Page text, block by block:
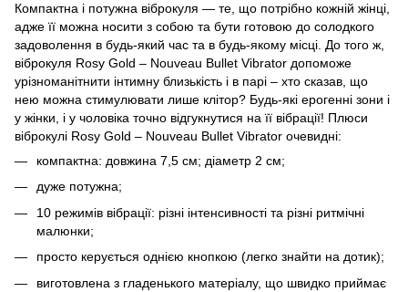
Компактна і потужна віброкуля — те, що потрібно кожній жінці,
адже її можна носити з собою та бути готовою до солодкого
задоволення в будь-який час та в будь-якому місці. До того ж,
віброкуля Rosy Gold – Nouveau Bullet Vibrator допоможе
урізноманітнити інтимну близькість і в парі – хто сказав, що
нею можна стимулювати лише клітор? Будь-які ерогенні зони і
у жінки, і у чоловіка точно відгукнутися на її вібрації! Плюси
віброкулі Rosy Gold – Nouveau Bullet Vibrator очевидні:
компактна: довжина 7,5 см; діаметр 2 см;
дуже потужна;
10 режимів вібрації: різні інтенсивності та різні ритмічні
малюнки;
просто керується однією кнопкою (легко знайти на дотик);
виготовлена ​​з гладенького матеріалу, що швидко приймає